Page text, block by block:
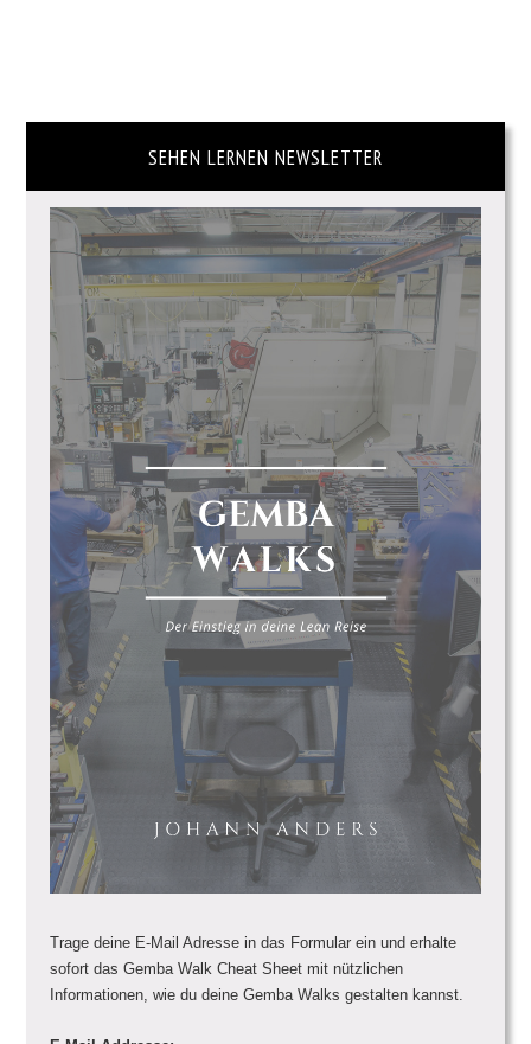
SEHEN LERNEN NEWSLETTER
Trage deine E-Mail Adresse in das Formular ein und erhalte
sofort das Gemba Walk Cheat Sheet mit nützlichen
Informationen, wie du deine Gemba Walks gestalten kannst.